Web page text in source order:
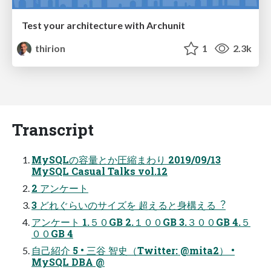
Test your architecture with Archunit
thirion
1 2.3k
Transcript
MySQLの容量とか圧縮まわり 2019/09/13
MySQL Casual Talks vol.12
2 アンケート
3 どれぐらいのサイズを 超えると⾝構える︖
アンケート 1.５０GB 2.１００GB 3.３００GB 4.５
００GB 4
⾃⼰紹介 5 • 三⾕ 智史（Twitter: @mita2） •
MySQL DBA @